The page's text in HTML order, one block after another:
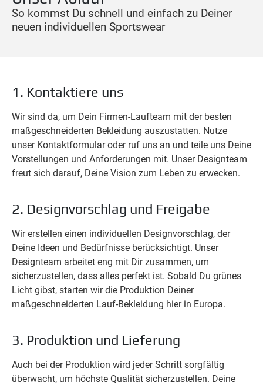
So kommst Du schnell und einfach zu Deiner
neuen individuellen Sportswear
1. Kontaktiere uns
Wir sind da, um Dein Firmen-Laufteam mit der besten
maßgeschneiderten Bekleidung auszustatten. Nutze
unser Kontaktformular oder ruf uns an und teile uns Deine
Vorstellungen und Anforderungen mit. Unser Designteam
freut sich darauf, Deine Vision zum Leben zu erwecken.
2. Designvorschlag und Freigabe
Wir erstellen einen individuellen Designvorschlag, der
Deine Ideen und Bedürfnisse berücksichtigt. Unser
Designteam arbeitet eng mit Dir zusammen, um
sicherzustellen, dass alles perfekt ist. Sobald Du grünes
Licht gibst, starten wir die Produktion Deiner
maßgeschneiderten Lauf-Bekleidung hier in Europa.
3. Produktion und Lieferung
Auch bei der Produktion wird jeder Schritt sorgfältig
überwacht, um höchste Qualität sicherzustellen. Deine